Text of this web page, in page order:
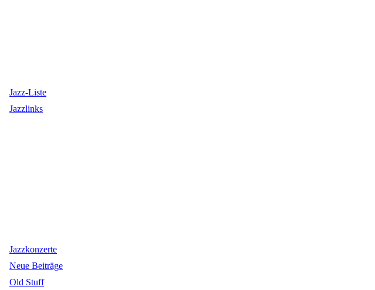
Jazz-Liste
Jazzlinks
Jazzkonzerte
Neue Beiträge
Old Stuff